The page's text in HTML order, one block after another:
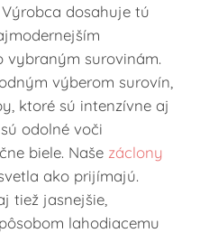
dosahuje tú
vybraným surovinám.
výberom surovín,
ktoré sú intenzívne aj
odolné voči
biele. Naše záclony
ako prijímajú.
tiež jasnejšie,
lahodiacemu